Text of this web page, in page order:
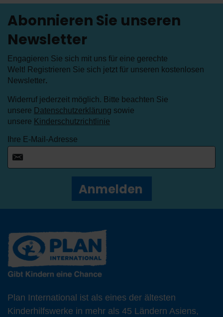
Abonnieren Sie unseren
Newsletter
Engagieren Sie sich mit uns für eine gerechte
Welt! Registrieren Sie sich jetzt für unseren kostenlosen
Newsletter.
Widerruf jederzeit möglich. Bitte beachten Sie
unsere Datenschutzerklärung sowie
unsere Kinderschutzrichtlinie
Ihre E-Mail-Adresse
Anmelden
Plan International ist als eines der ältesten
Kinderhilfswerke in mehr als 45 Ländern Asiens,